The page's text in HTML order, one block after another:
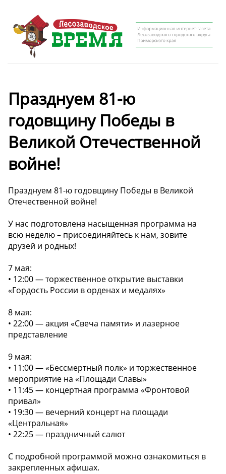
Празднуем 81-ю
годовщину Победы в
Великой Отечественной
войне!
Празднуем 81-ю годовщину Победы в Великой
Отечественной войне!
У нас подготовлена насыщенная программа на
всю неделю – присоединяйтесь к нам, зовите
друзей и родных!
7 мая:
• 12:00 — торжественное открытие выставки
«Гордость России в орденах и медалях»
8 мая:
• 22:00 — акция «Свеча памяти» и лазерное
представление
9 мая:
• 11:00 — «Бессмертный полк» и торжественное
мероприятие на «Площади Славы»
• 11:45 — концертная программа «Фронтовой
привал»
• 19:30 — вечерний концерт на площади
«Центральная»
• 22:25 — праздничный салют
С подробной программой можно ознакомиться в
закрепленных афишах.